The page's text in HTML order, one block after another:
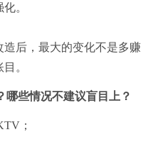
。
后，最大的变化不是多赚
。
哪些情况不建议盲目上？
；